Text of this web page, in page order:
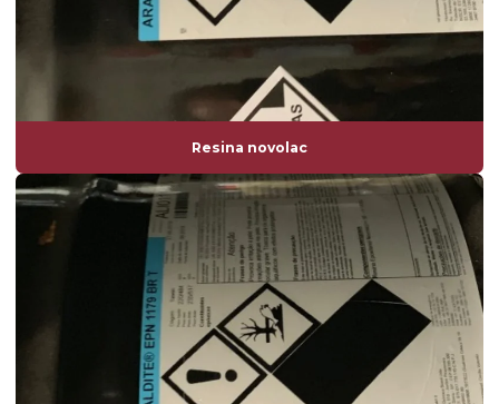
Resina novolac